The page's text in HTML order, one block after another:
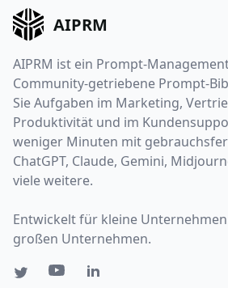
AIPRM
AIPRM ist ein Prompt-
Community-getriebene Prompt-
Sie Aufgaben im Marketing,
Produktivität und im
weniger Minuten mit
ChatGPT, Claude, Gemini,
viele weitere.
Entwickelt für kleine
großen Unternehmen.